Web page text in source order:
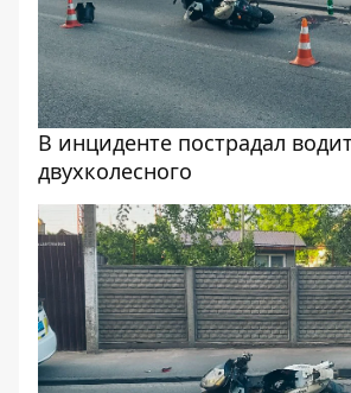
В инциденте пострадал
двухколесного